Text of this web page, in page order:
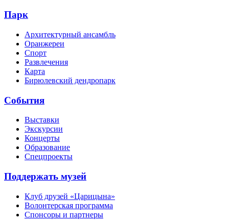
Парк
Архитектурный ансамбль
Оранжереи
Спорт
Развлечения
Карта
Бирюлевский дендропарк
События
Выставки
Экскурсии
Концерты
Образование
Спецпроекты
Поддержать музей
Клуб друзей «Царицына»
Волонтерская программа
Спонсоры и партнеры